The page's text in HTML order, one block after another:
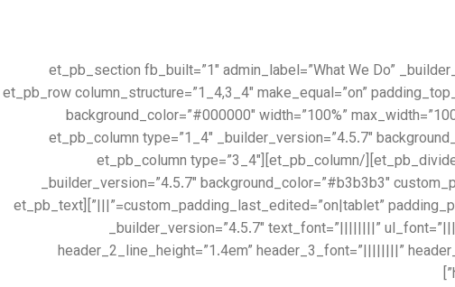
[/et_pb_text][/et_pb_column][/et_pb_row][/et_pb_section][et_pb_section fb_built=”1″
locked=”off” collapsed=”on”][et_pb_row column_structure=”1_4,3_4″
background_color=”#000000″ width=”100%”
collapsed=”on”][et_pb_column type=”1_4″
custom_padding__hover=”|||”][et_pb_divider show_divider=”off” _builder_version=”3.12.2″ height=”300px”][/et_pb_divider][/et_pb_column][et_pb_column type=”3_4″
_builder_version=”4.5.7″ background_color=”#b3b3b3″
custom_padding_last_edited=”on|tablet” padding_phone=”|3vw||3vw” padding_tablet=”|10%||10%||true” padding_last_edited=”on|tablet” custom_padding__hover=”|||”][et_pb_text
_builder_version=”4.5.7″ text_font=”||||||||”
header_2_line_height=”1.4em” header_3_font=”||||||||”